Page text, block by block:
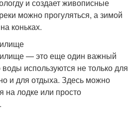
и создает живописные
можно прогуляться, а зимой
коньках.
— это еще один важный
используются не только для
и для отдыха. Здесь можно
на лодке или просто